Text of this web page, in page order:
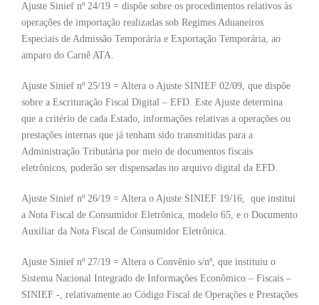
Ajuste Sinief nº 24/19 = dispõe sobre os procedimentos relativos às
operações de importação realizadas sob Regimes Aduaneiros
Especiais de Admissão Temporária e Exportação Temporária, ao
amparo do Carnê ATA.
Ajuste Sinief nº 25/19 = Altera o Ajuste SINIEF 02/09, que dispõe
sobre a Escrituração Fiscal Digital – EFD. Este Ajuste determina
que a critério de cada Estado, informações relativas a operações ou
prestações internas que já tenham sido transmitidas para a
Administração Tributária por meio de documentos fiscais
eletrônicos, poderão ser dispensadas no arquivo digital da EFD.
Ajuste Sinief nº 26/19 = Altera o Ajuste SINIEF 19/16, que institui
a Nota Fiscal de Consumidor Eletrônica, modelo 65, e o Documento
Auxiliar da Nota Fiscal de Consumidor Eletrônica.
Ajuste Sinief nº 27/19 = Altera o Convênio s/nº, que instituiu o
Sistema Nacional Integrado de Informações Econômico – Fiscais –
SINIEF -, relativamente ao Código Fiscal de Operações e Prestações